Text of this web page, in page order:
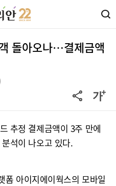
돌아오나…결제금액
추정 결제금액이 3주 만에
석이 나오고 있다.
폼 아이지에이웍스의 모바일